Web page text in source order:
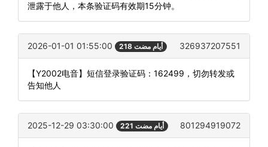
泄露于他人，本条验证码有效期15分钟。
2026-01-01 01:55:00 218 أيام مضت 326937207551
【Y2002电音】短信登录验证码：162499，切勿转发或
告知他人
2025-12-29 03:30:00 221 أيام مضت 801294919072